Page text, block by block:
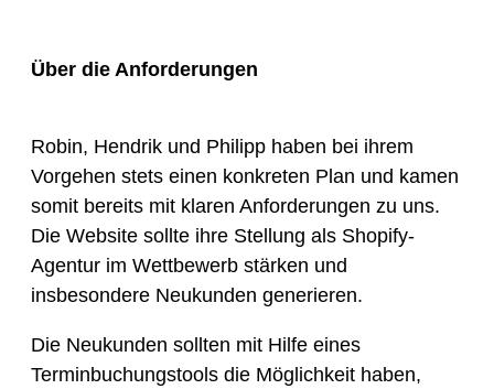
Über die Anforderungen
Robin, Hendrik und Philipp haben bei ihrem
Vorgehen stets einen konkreten Plan und kamen
somit bereits mit klaren Anforderungen zu uns.
Die Website sollte ihre Stellung als Shopify-
Agentur im Wettbewerb stärken und
insbesondere Neukunden generieren.
Die Neukunden sollten mit Hilfe eines
Terminbuchungstools die Möglichkeit haben,